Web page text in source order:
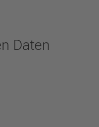
Daten